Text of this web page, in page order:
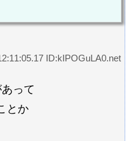
ID:kIPOGuLA0.net
って
とか